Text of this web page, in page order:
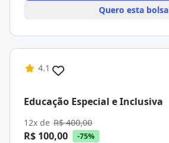
Quero esta bolsa
4.1
Educação Especial e Inclusiva
12x de R$ 400,00
R$ 100,00
-75%